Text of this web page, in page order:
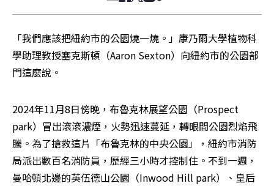
「我們應該把紐約市的公園燒一燒。」康乃爾大學植物科
學助理教授塞克斯頓（Aaron Sexton）向紐約市的公園部
門這麼說。
2024年11月8日傍晚，布魯克林展望公園（Prospect
park）冒出滾滾濃煙，火勢迅速蔓延，轉眼間公園烈焰飛
騰。為了搶救這片「布魯克林的中央公園」，紐約市消防
局派出數百名消防員，歷經三小時才控制住。不到一週，
曼哈頓北邊的英伍德山公園（Inwood Hill park）、皇后